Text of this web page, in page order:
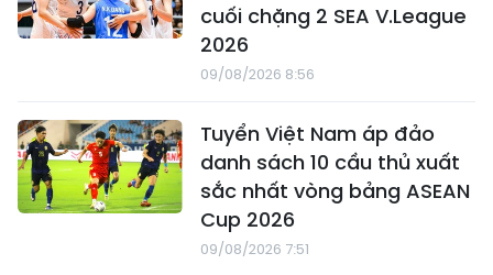
cuối chặng 2 SEA V.League
2026
09/08/2026 8:56
Tuyển Việt Nam áp đảo
danh sách 10 cầu thủ xuất
sắc nhất vòng bảng ASEAN
Cup 2026
09/08/2026 7:51